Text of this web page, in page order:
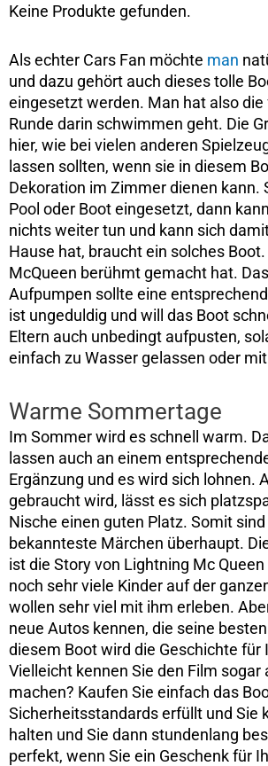
Keine Produkte gefunden.
Als echter Cars Fan möchte man
und dazu gehört auch dieses tolle
eingesetzt werden. Man hat also
Runde darin schwimmen geht. Die
hier, wie bei vielen anderen
lassen sollten, wenn sie in diesem
Dekoration im Zimmer dienen
Pool oder Boot eingesetzt, dann
nichts weiter tun und kann sich
Hause hat, braucht ein solches
McQueen berühmt gemacht hat.
Aufpumpen sollte eine
ist ungeduldig und will das Boot
Eltern auch unbedingt aufpusten,
einfach zu Wasser gelassen oder
Warme Sommertage
Im Sommer wird es schnell warm.
lassen auch an einem
Ergänzung und es wird sich lohnen.
gebraucht wird, lässt es sich
Nische einen guten Platz. Somit
bekannteste Märchen überhaupt.
ist die Story von Lightning Mc
noch sehr viele Kinder auf der
wollen sehr viel mit ihm erleben.
neue Autos kennen, die seine
diesem Boot wird die Geschichte für
Vielleicht kennen Sie den Film
machen? Kaufen Sie einfach das
Sicherheitsstandards erfüllt und Sie
halten und Sie dann stundenlang
perfekt, wenn Sie ein Geschenk für